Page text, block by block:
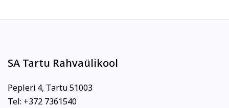
SA Tartu Rahvaülikool
Pepleri 4, Tartu 51003
Tel: +372 7361540